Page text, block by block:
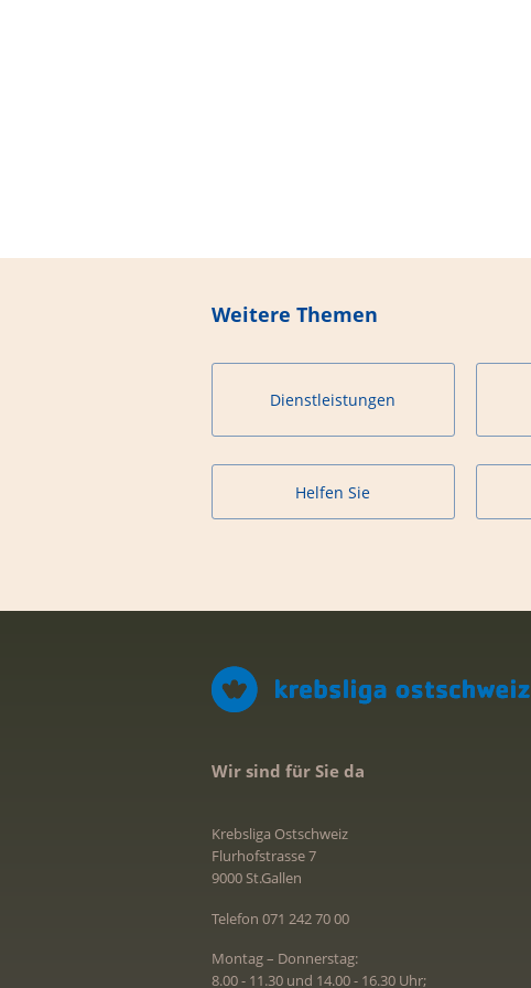
Weitere Themen
Dienstleistungen
Helfen Sie
Wir sind für Sie da
Krebsliga Ostschweiz
Flurhofstrasse 7
9000 St.Gallen
Telefon 071 242 70 00
Montag – Donnerstag:
8.00 - 11.30 und 14.00 - 16.30 Uhr;